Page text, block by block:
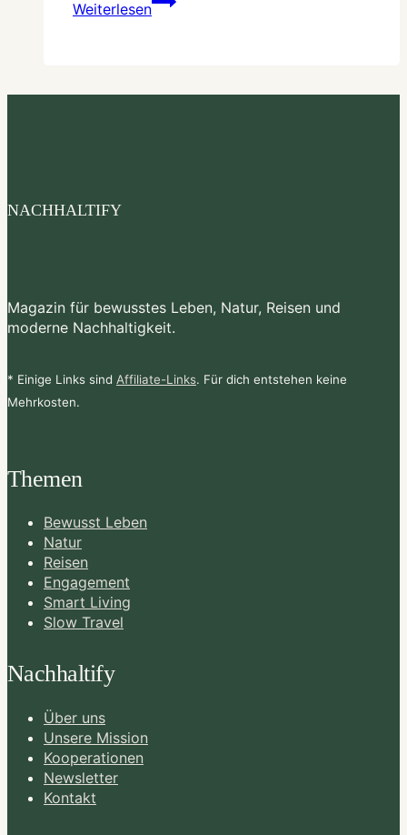
Weiterlesen
Unternehmen
NACHHALTIFY
Magazin für bewusstes Leben, Natur, Reisen und
moderne Nachhaltigkeit.
* Einige Links sind Affiliate-Links. Für dich entstehen keine
Mehrkosten.
Themen
Bewusst Leben
Natur
Reisen
Engagement
Smart Living
Slow Travel
Nachhaltify
Über uns
Unsere Mission
Kooperationen
Newsletter
Kontakt